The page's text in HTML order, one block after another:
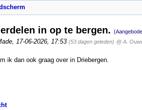
in op te bergen.
17-06-2026, 17:53 (53 dagen geleden) @ A.
ik dan ook graag over in Driebergen.